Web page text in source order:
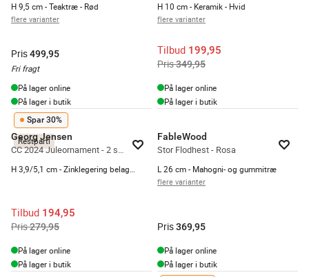
H 9,5 cm - Teaktræ - Rød
flere varianter
Pris499,95
Fri fragt
På lager online
På lager i butik
H 10 cm - Keramik - Hvid
flere varianter
Tilbud 199,95
Pris349,95
På lager online
På lager i butik
Restparti
Spar 30%
Georg Jensen
CC 2024 Juleornament - 2 stk.
Tilbud 194,95
Pris279,95
På lager online
På lager i butik
FableWood
Stor Flodhest - Rosa
L 26 cm - Mahogni- og gummitræ
flere varianter
Pris369,95
På lager online
På lager i butik